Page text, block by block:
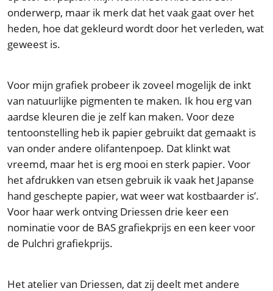
onderwerp, maar ik merk dat het vaak gaat over het
heden, hoe dat gekleurd wordt door het verleden, wat
geweest is.
Voor mijn grafiek probeer ik zoveel mogelijk de inkt
van natuurlijke pigmenten te maken. Ik hou erg van
aardse kleuren die je zelf kan maken. Voor deze
tentoonstelling heb ik papier gebruikt dat gemaakt is
van onder andere olifantenpoep. Dat klinkt wat
vreemd, maar het is erg mooi en sterk papier. Voor
het afdrukken van etsen gebruik ik vaak het Japanse
hand geschepte papier, wat weer wat kostbaarder is’.
Voor haar werk ontving Driessen drie keer een
nominatie voor de BAS grafiekprijs en een keer voor
de Pulchri grafiekprijs.
Het atelier van Driessen, dat zij deelt met andere